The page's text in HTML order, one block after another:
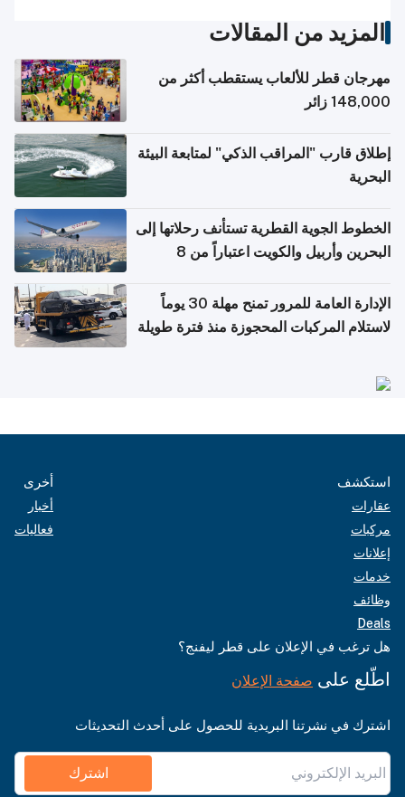
المزيد من المقالات
مهرجان قطر للألعاب يستقطب أكثر من
148,000 زائر
إطلاق قارب "المراقب الذكي" لمتابعة البيئة
البحرية
الخطوط الجوية القطرية تستأنف رحلاتها إلى
البحرين وأربيل والكويت اعتباراً من 8
الإدارة العامة للمرور تمنح مهلة 30 يوماً
لاستلام المركبات المحجوزة منذ فترة طويلة
استكشف
عقارات
مركبات
إعلانات
خدمات
وظائف
Deals
أخرى
أخبار
فعاليات
هل ترغب في الإعلان على قطر ليفنج؟
اطّلع على صفحة الإعلان
اشترك في نشرتنا البريدية للحصول على أحدث التحديثات
اشترك